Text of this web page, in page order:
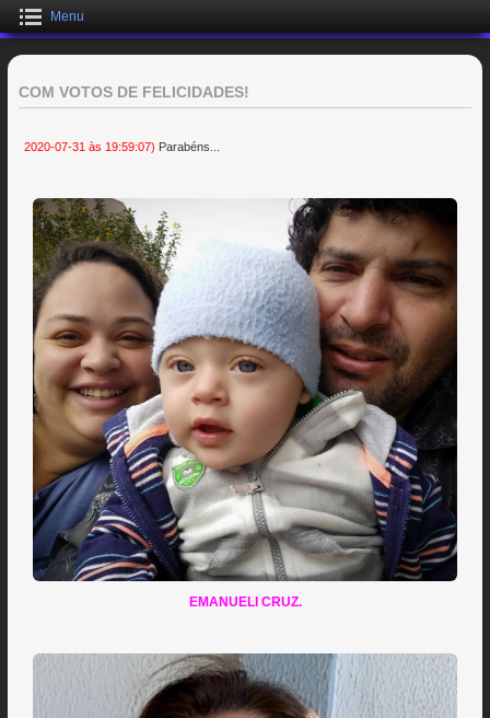
Menu
COM VOTOS DE FELICIDADES!
2020-07-31 às 19:59:07) Parabéns...
EMANUELI CRUZ.